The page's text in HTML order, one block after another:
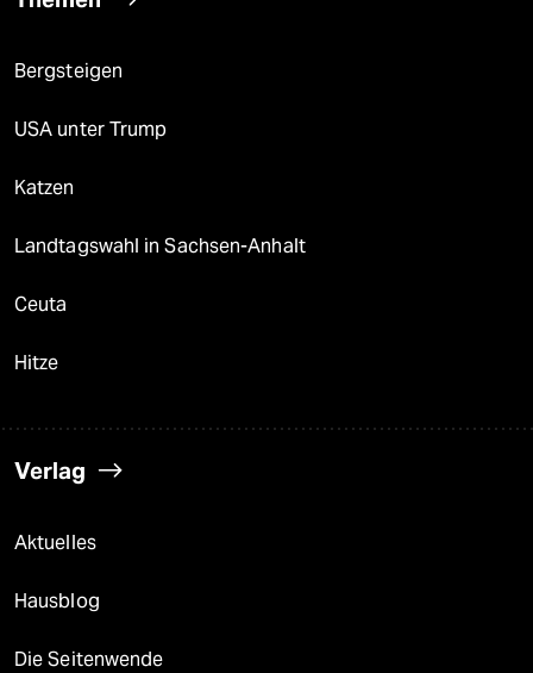
Bergsteigen
USA unter Trump
Katzen
Landtagswahl in Sachsen-Anhalt
Ceuta
Hitze
Verlag
Aktuelles
Hausblog
Die Seitenwende